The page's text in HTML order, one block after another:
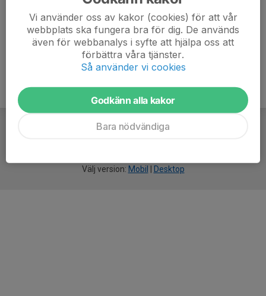
Välj version: Mobil Desktop
Vi använder oss av kakor (cookies) för att vår
webbplats ska fungera bra för dig. De används
även för webbanalys i syfte att hjälpa oss att
förbättra våra tjänster.
Så använder vi cookies
Godkänn alla kakor
Bara nödvändiga